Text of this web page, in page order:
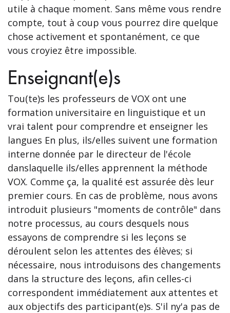
utile à chaque moment. Sans même vous rendre
compte, tout à coup vous pourrez dire quelque
chose activement et spontanément, ce que
vous croyiez être impossible.
Enseignant(e)s
Tou(te)s les professeurs de VOX ont une
formation universitaire en linguistique et un
vrai talent pour comprendre et enseigner les
langues En plus, ils/elles suivent une formation
interne donnée par le directeur de l'école
danslaquelle ils/elles apprennent la méthode
VOX. Comme ça, la qualité est assurée dès leur
premier cours. En cas de problème, nous avons
introduit plusieurs "moments de contrôle" dans
notre processus, au cours desquels nous
essayons de comprendre si les leçons se
déroulent selon les attentes des élèves; si
nécessaire, nous introduisons des changements
dans la structure des leçons, afin celles-ci
correspondent immédiatement aux attentes et
aux objectifs des participant(e)s. S'il ny'a pas de